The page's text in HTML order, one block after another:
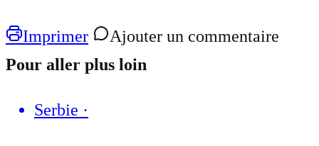
Imprimer
Ajouter un commentaire
Pour aller plus loin
Serbie ·